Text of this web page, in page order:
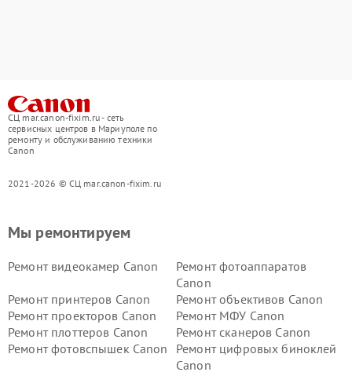
СЦ mar.canon-fixim.ru - сеть
сервисных центров в Мариуполе по
ремонту и обслуживанию техники
Canon
2021-2026 © СЦ mar.canon-fixim.ru
Мы ремонтируем
Ремонт видеокамер Canon
Ремонт фотоаппаратов
Canon
Ремонт принтеров Canon
Ремонт объективов Canon
Ремонт проекторов Canon
Ремонт МФУ Canon
Ремонт плоттеров Canon
Ремонт сканеров Canon
Ремонт фотовспышек Canon
Ремонт цифровых биноклей
Canon